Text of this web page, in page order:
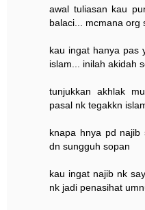
awal tuliasan kau
balaci... mcmana org
kau ingat hanya pas
islam... inilah akidah
tunjukkan akhlak
pasal nk tegakkn
knapa hnya pd najib
dn sungguh sopan
kau ingat najib nk
nk jadi penasihat